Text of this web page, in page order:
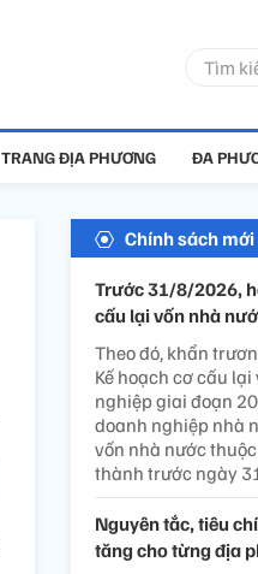
TRANG ĐỊA PHƯƠNG ĐA
Chính sách mới
Trước 31/8/2026,
cấu lại vốn nhà
Theo đó, khẩn
Kế hoạch cơ cấu
nghiệp giai đoạn
doanh nghiệp nhà
vốn nhà nước
thành trước ngày
Nguyên tắc, tiêu
tăng cho từng địa